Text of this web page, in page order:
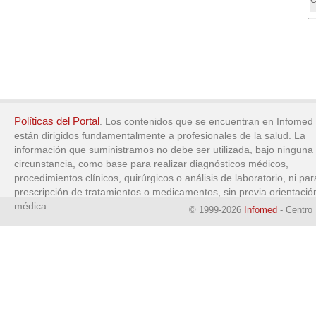
Políticas del Portal . Los contenidos que se encuentran en Infomed
están dirigidos fundamentalmente a profesionales de la salud. La
información que suministramos no debe ser utilizada, bajo ninguna
circunstancia, como base para realizar diagnósticos médicos,
procedimientos clínicos, quirúrgicos o análisis de laboratorio, ni
prescripción de tratamientos o medicamentos, sin previa
médica.
© 1999-2026 Infomed - Centro